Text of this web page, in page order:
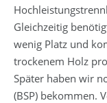
Gleichzeitig
wenig Platz und
trockenem Holz
Später haben wir
(BSP) bekommen.